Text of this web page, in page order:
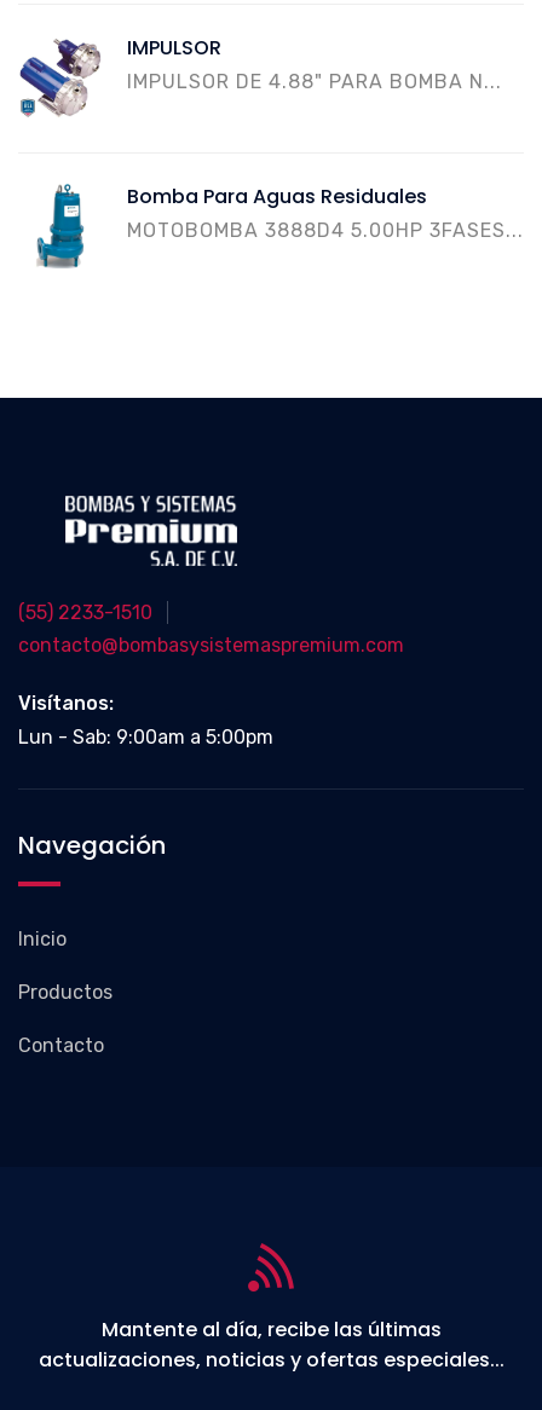
IMPULSOR
IMPULSOR DE 4.88" PARA BOMBA N...
Bomba Para Aguas Residuales
MOTOBOMBA 3888D4 5.00HP 3FASES...
(55) 2233-1510
contacto@bombasysistemaspremium.com
Visítanos:
Lun - Sab: 9:00am a 5:00pm
Navegación
Inicio
Productos
Contacto
Mantente al día, recibe las últimas
actualizaciones, noticias y ofertas especiales...